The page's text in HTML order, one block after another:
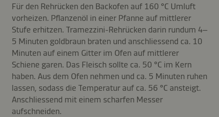
Für den Rehrücken den Backofen auf 160 °C Umluft
vorheizen. Pflanzenöl in einer Pfanne auf mittlerer
Stufe erhitzen. Tramezzini-Rehrücken darin rundum 4–
5 Minuten goldbraun braten und anschliessend ca. 10
Minuten auf einem Gitter im Ofen auf mittlerer
Schiene garen. Das Fleisch sollte ca. 50 °C im Kern
haben. Aus dem Ofen nehmen und ca. 5 Minuten ruhen
lassen, sodass die Temperatur auf ca. 56 °C ansteigt.
Anschliessend mit einem scharfen Messer
aufschneiden.